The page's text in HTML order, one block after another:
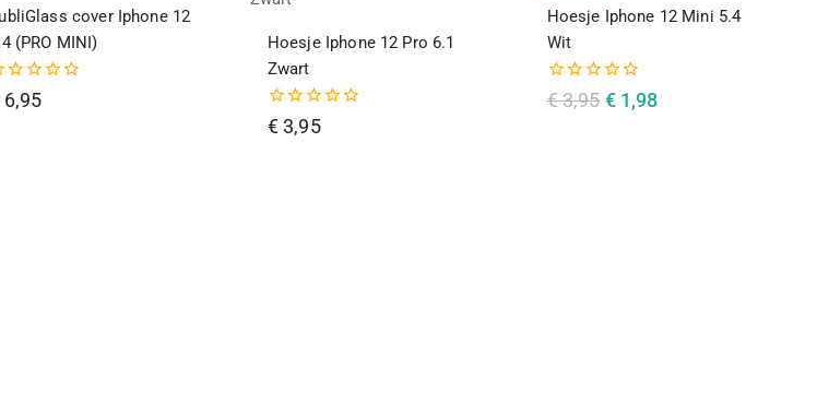
cover Iphone 12
(PRO MINI)
6,95
Hoesje Iphone 12 Pro 6.1
Zwart
0
van
€3,95
Hoesje Iphone 12 Mini 5.4
Wit
0
van
€3,95 €1,98